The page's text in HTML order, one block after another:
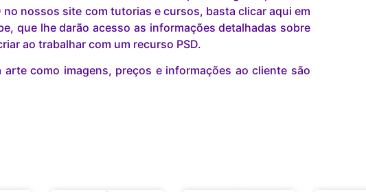
no nossos site com tutorias e cursos, basta clicar aqui em
que lhe darão acesso as informações detalhadas sobre
ao trabalhar com um recurso PSD.
como imagens, preços e informações ao cliente são